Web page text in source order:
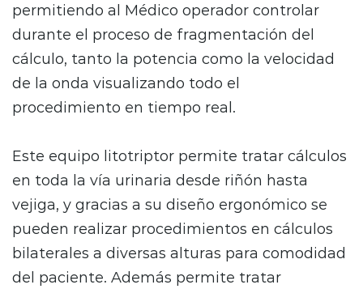
permitiendo al Médico operador controlar
durante el proceso de fragmentación del
cálculo, tanto la potencia como la velocidad
de la onda visualizando todo el
procedimiento en tiempo real.
Este equipo litotriptor permite tratar cálculos
en toda la vía urinaria desde riñón hasta
vejiga, y gracias a su diseño ergonómico se
pueden realizar procedimientos en cálculos
bilaterales a diversas alturas para comodidad
del paciente. Además permite tratar